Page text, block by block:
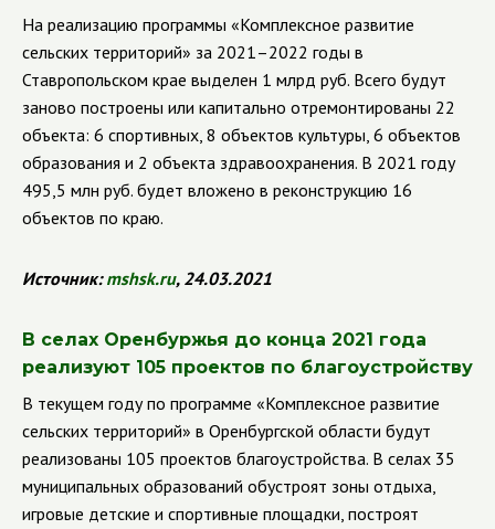
На реализацию программы «Комплексное развитие
сельских территорий» за 2021–2022 годы в
Ставропольском крае выделен 1 млрд руб. Всего будут
заново построены или капитально отремонтированы 22
объекта: 6 спортивных, 8 объектов культуры, 6 объектов
образования и 2 объекта здравоохранения. В 2021 году
495,5 млн руб. будет вложено в реконструкцию 16
объектов по краю.
Источник:mshsk.ru, 24.03.2021
В селах Оренбуржья до конца 2021 года
реализуют 105 проектов по благоустройству
В текущем году по программе «Комплексное развитие
сельских территорий» в Оренбургской области будут
реализованы 105 проектов благоустройства. В селах 35
муниципальных образований обустроят зоны отдыха,
игровые детские и спортивные площадки, построят